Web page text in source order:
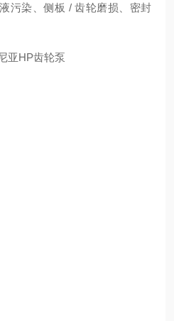
污染、侧板 / 齿轮磨损、密封